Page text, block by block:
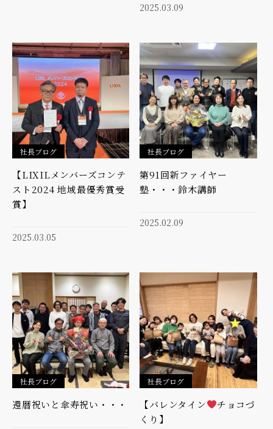
2025.03.09
社長ブログ
【LIXILメンバーズコンテ
スト2024 地域最優秀賞受
賞】
2025.03.05
社長ブログ
第91回新ファイヤー
塾・・・鈴木講師
2025.02.09
社長ブログ
還暦祝いと傘寿祝い・・・
社長ブログ
【バレンタイン
チョコづ
くり】